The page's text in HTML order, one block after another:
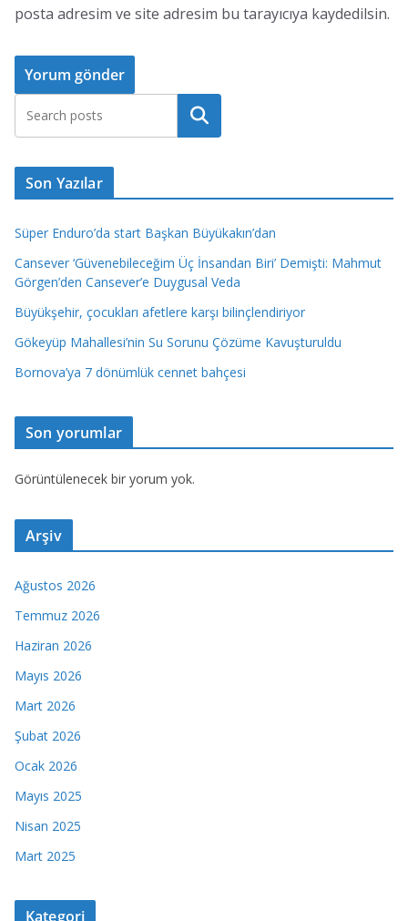
posta adresim ve site adresim bu tarayıcıya kaydedilsin.
Ara
Son Yazılar
Süper Enduro’da start Başkan Büyükakın’dan
Cansever ‘Güvenebileceğim Üç İnsandan Biri’ Demişti: Mahmut
Görgen’den Cansever’e Duygusal Veda
Büyükşehir, çocukları afetlere karşı bilinçlendiriyor
Gökeyüp Mahallesi’nin Su Sorunu Çözüme Kavuşturuldu
Bornova’ya 7 dönümlük cennet bahçesi
Son yorumlar
Görüntülenecek bir yorum yok.
Arşiv
Ağustos 2026
Temmuz 2026
Haziran 2026
Mayıs 2026
Mart 2026
Şubat 2026
Ocak 2026
Mayıs 2025
Nisan 2025
Mart 2025
Kategori